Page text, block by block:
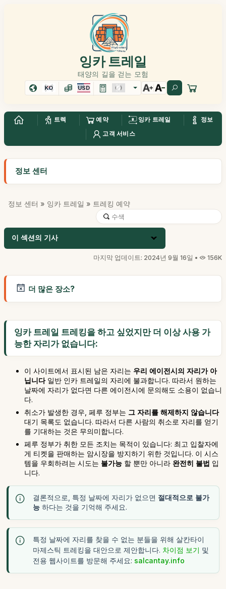
잉카 트레일
태양의 길을 걷는 모험
KO USD
트렉 예약 잉카 트레일
정보
고객 서비스
정보 센터
정보 센터 » 잉카 트레일 » 트레킹 예약
이 섹션의 기사
마지막 업데이트: 2024년 9월 16일 • 156K
더 많은 장소?
잉카 트레일 트레킹을 하고 싶었지만 더 이상 사용 가
능한 자리가 없습니다:
이 사이트에서 표시된 남은 자리는 우리 에이전시의 자리가 아
닙니다일반 인카 트레일의 자리에 불과합니다. 따라서 원하는
날짜에 자리가 없다면 다른 에이전시에 문의해도 소용이 없습니
다.
취소가 발생한 경우, 페루 정부는 그 자리를 해제하지 않습니다
대기 목록도 없습니다. 따라서 다른 사람의 취소로 자리를 얻기
를 기대하는 것은 무의미합니다.
페루 정부가 취한 모든 조치는 목적이 있습니다: 최고 입찰자에
게 티켓을 판매하는 암시장을 방지하기 위한 것입니다. 이 시스
템을 우회하려는 시도는 불가능 할 뿐만 아니라 완전히 불법 입
니다.
결론적으로, 특정 날짜에 자리가 없으면 절대적으로 불가
능 하다는 것을 기억해 주세요.
특정 날짜에 자리를 찾을 수 없는 분들을 위해 살칸타이
마제스틱 트레킹을 대안으로 제안합니다. 차이점 보기 및
전용 웹사이트를 방문해 주세요: salcantay.info